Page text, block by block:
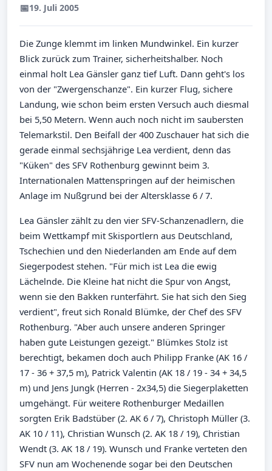
📅19. Juli 2005
Die Zunge klemmt im linken Mundwinkel. Ein kurzer
Blick zurück zum Trainer, sicherheitshalber. Noch
einmal holt Lea Gänsler ganz tief Luft. Dann geht's los
von der "Zwergenschanze". Ein kurzer Flug, sichere
Landung, wie schon beim ersten Versuch auch diesmal
bei 5,50 Metern. Wenn auch noch nicht im saubersten
Telemarkstil. Den Beifall der 400 Zuschauer hat sich die
gerade einmal sechsjährige Lea verdient, denn das
"Küken" des SFV Rothenburg gewinnt beim 3.
Internationalen Mattenspringen auf der heimischen
Anlage im Nußgrund bei der Altersklasse 6 / 7.
Lea Gänsler zählt zu den vier SFV-Schanzenadlern, die
beim Wettkampf mit Skisportlern aus Deutschland,
Tschechien und den Niederlanden am Ende auf dem
Siegerpodest stehen. "Für mich ist Lea die ewig
Lächelnde. Die Kleine hat nicht die Spur von Angst,
wenn sie den Bakken runterfährt. Sie hat sich den Sieg
verdient", freut sich Ronald Blümke, der Chef des SFV
Rothenburg. "Aber auch unsere anderen Springer
haben gute Leistungen gezeigt." Blümkes Stolz ist
berechtigt, bekamen doch auch Philipp Franke (AK 16 /
17 - 36 + 37,5 m), Patrick Valentin (AK 18 / 19 - 34 + 34,5
m) und Jens Jungk (Herren - 2x34,5) die Siegerplaketten
umgehängt. Für weitere Rothenburger Medaillen
sorgten Erik Badstüber (2. AK 6 / 7), Christoph Müller (3.
AK 10 / 11), Christian Wunsch (2. AK 18 / 19), Christian
Wendt (3. AK 18 / 19). Wunsch und Franke verteten den
SFV nun am Wochenende sogar bei den Deutschen